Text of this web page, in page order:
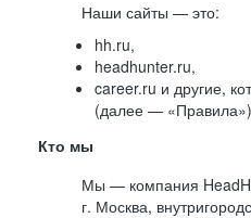
Наши сайты — это:
hh.ru,
headhunter.ru,
career.ru и другие,
(далее — «Правила»)
Кто мы
Мы — компания
г. Москва,